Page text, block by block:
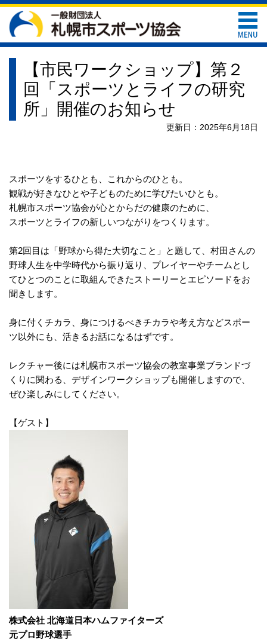
【市民ワークショップ】第２
回「スポーツとライフの研究
所」開催のお知らせ
更新日：2025年6月18日
スポーツをするひとも、これからのひとも。
観戦が好きなひとや子どものために学びたいひとも。
札幌市スポーツ協会が心とからだの健康のために、
スポーツとライフの新しいつながりをつくります。
第2回目は「野球から得た大切なこと」と題して、村田さんの
野球人生を中学時代から振り返り、プレイヤーやチームとし
てひとつのことに取組んできたストーリーとエピソードをお
聞きします。
身に付くチカラ、身につけるべきチカラや考え方などスポー
ツ以外にも、活きるお話になるはずです。
レクチャー後には札幌市スポーツ協会の教室事業ブランドづ
くりに関わる、デザインワークショップも開催しますので、
ぜひ楽しみにしてください。
【ゲスト】
株式会社 北海道日本ハムファイターズ
元プロ野球選手